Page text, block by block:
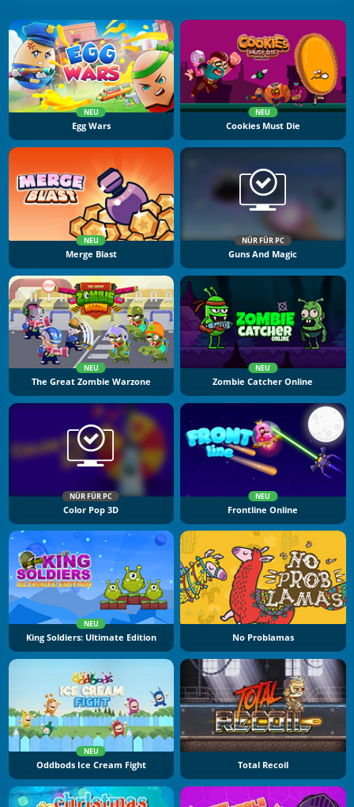
NEU
Egg Wars
NEU
Cookies Must Die
NEU
Merge Blast
NÜR FÜR PC
Guns And Magic
NEU
The Great Zombie Warzone
NEU
Zombie Catcher Online
NÜR FÜR PC
Color Pop 3D
NEU
Frontline Online
NEU
King Soldiers: Ultimate Edition No Problamas
NEU
Oddbods Ice Cream Fight Total Recoil